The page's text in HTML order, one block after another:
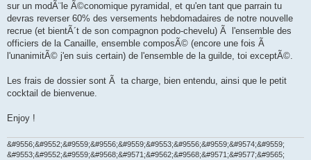
sur un modÃ¨le Ã©conomique pyramidal, et qu'en tant que parrain tu
devras reverser 60% des versements hebdomadaires de notre nouvelle
recrue (et bientÃ´t de son compagnon podo-chevelu) Ã l'ensemble des
officiers de la Canaille, ensemble composÃ© (encore une fois Ã
l'unanimitÃ© j'en suis certain) de l'ensemble de la guilde, toi exceptÃ©.
Les frais de dossier sont Ã ta charge, bien entendu, ainsi que le petit
cocktail de bienvenue.
Enjoy !
&#9556;&#9552;&#9559;&#9556;&#9559;&#9553;&#9556;&#9559;&#9574;&#9559;
&#9553;&#9552;&#9559;&#9568;&#9571;&#9562;&#9568;&#9571;&#9577;&#9565;